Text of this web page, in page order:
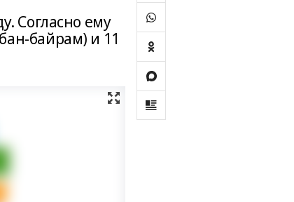
Согласно ему
байрам) и 11